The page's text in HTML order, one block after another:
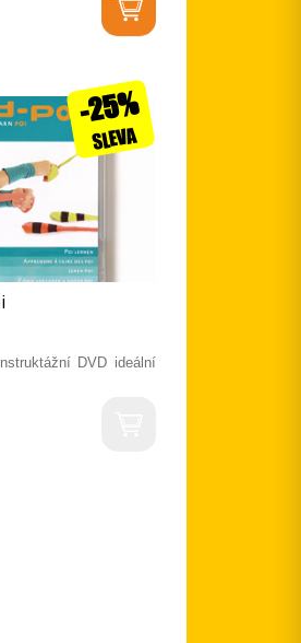
DVD ideální
-25%
SLEVA